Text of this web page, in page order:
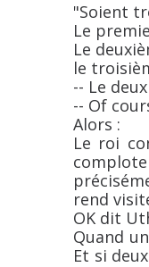
"Soient
Le
Le
le
-- Le
-- Of
Alors :
Le roi
rend
OK dit
Quand
Et si